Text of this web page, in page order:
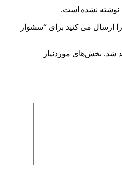
نوشته نشده است.
ارسال می کنید برای “سشوار
شد. بخش‌های موردنیاز